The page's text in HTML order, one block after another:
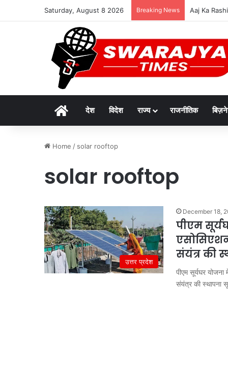
Saturday, August 8 2026 Breaking News Aaj Ka
Homeदेश विदेश राज्य राजनीतिक
Home / solar rooftop
solar rooftop
उत्तर प्रदेश
December 18,
पीएम
संयंत्र की
पीएम सूर्यघर
संयंत्र की स्थापना